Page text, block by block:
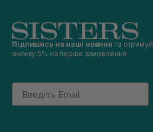
Підпишись на наші новини та отримуй
знижку 5% на перше замовлення
Email